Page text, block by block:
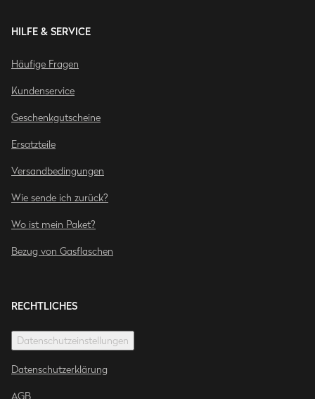
HILFE & SERVICE
Häufige Fragen
Kundenservice
Geschenkgutscheine
Ersatzteile
Versandbedingungen
Wie sende ich zurück?
Wo ist mein Paket?
Bezug von Gasflaschen
RECHTLICHES
Datenschutzeinstellungen
Datenschutzerklärung